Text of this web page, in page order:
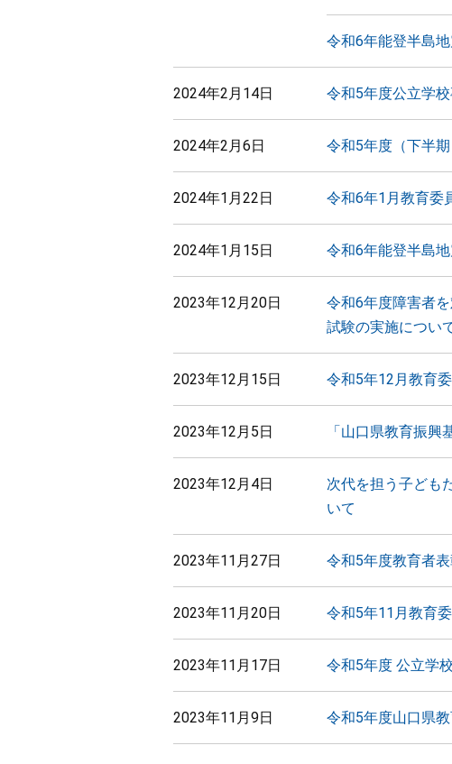
令和6年能登半島
2024年2月14日 令和5年度公立学
2024年2月6日 令和5年度（下半
2024年1月22日 令和6年1月教育委
2024年1月15日 令和6年能登半島
2023年12月20日
令和6年度障害者
試験の実施につい
2023年12月15日 令和5年12月教育
2023年12月5日 「山口県教育振
2023年12月4日
次代を担う子ども
いて
2023年11月27日 令和5年度教育者
2023年11月20日 令和5年11月教育
2023年11月17日 令和5年度 公立学
2023年11月9日 令和5年度山口県